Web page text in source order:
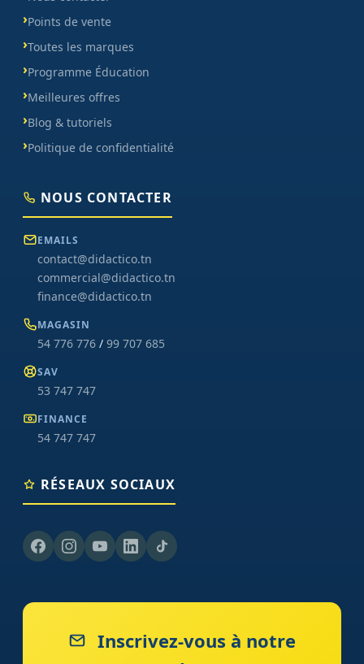
Points de vente
Toutes les marques
Programme Éducation
Meilleures offres
Blog & tutoriels
Politique de confidentialité
NOUS CONTACTER
EMAILS
contact@didactico.tn
commercial@didactico.tn
finance@didactico.tn
MAGASIN
54 776 776 / 99 707 685
SAV
53 747 747
FINANCE
54 747 747
RÉSEAUX SOCIAUX
Inscrivez-vous à notre